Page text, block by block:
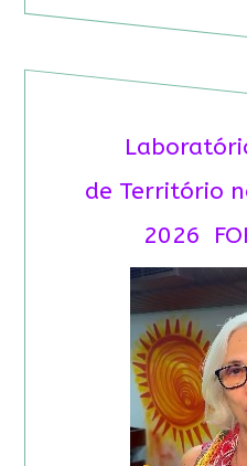
de Território
2026